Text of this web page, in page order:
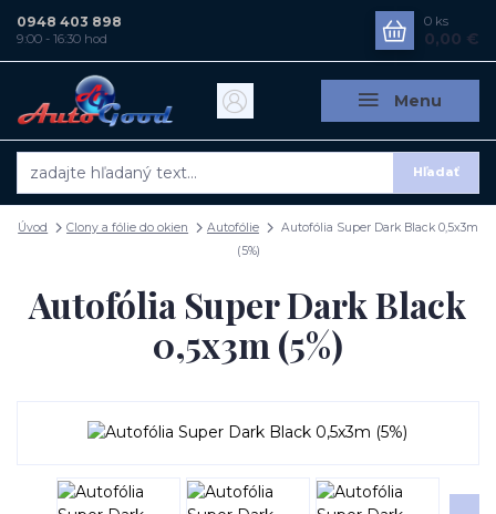
Menu
Hľadať
0948 403 898
9:00 - 16:30 hod
0 ks
0,00 €
Úvod Clony a fólie do okien Autofólie
Autofólia Super Dark Black 0,5x3m
(5%)
Autofólia Super Dark Black
0,5x3m (5%)